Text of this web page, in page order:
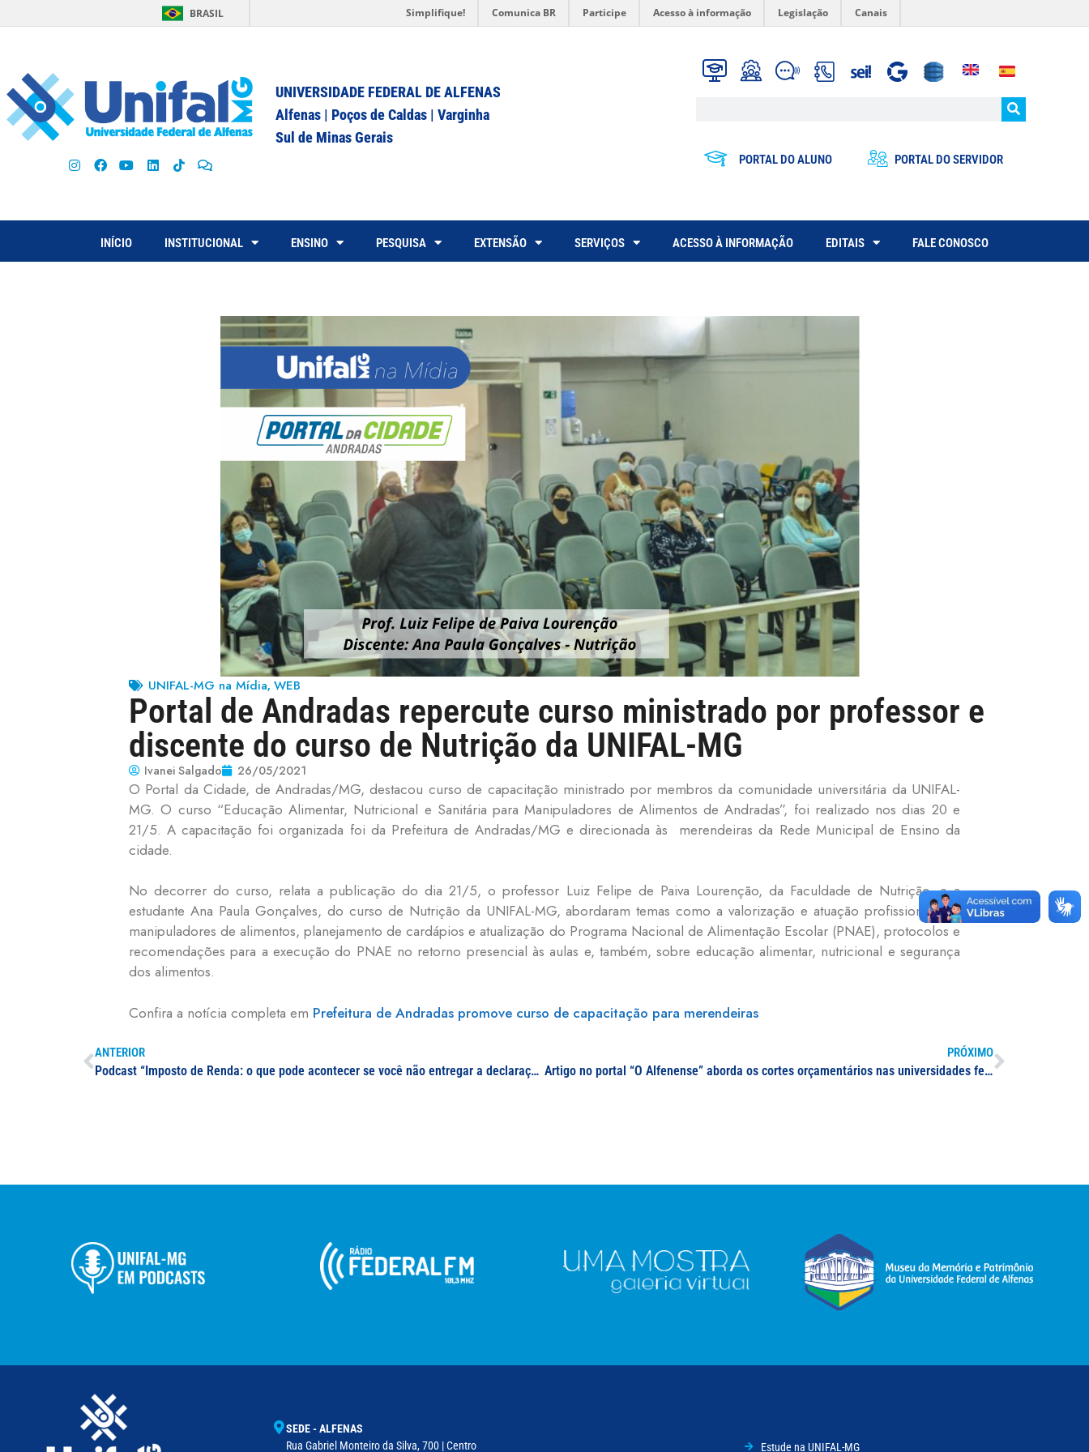
BRASIL Simplifique! Comunica BR Participe Acesso à informação Legislação Canais
UNIVERSIDADE FEDERAL DE ALFENAS
Alfenas | Poços de Caldas | Varginha
Sul de Minas Gerais
PORTAL DO ALUNO PORTAL DO SERVIDOR
INÍCIO INSTITUCIONAL ENSINO PESQUISA EXTENSÃO SERVIÇOS ACESSO À INFORMAÇÃO EDITAIS FALE CONOSCO
UNIFAL-MG na Mídia, WEB
Portal de Andradas repercute curso ministrado por professor e
discente do curso de Nutrição da UNIFAL-MG
Ivanei Salgado 26/05/2021
O Portal da Cidade, de Andradas/MG, destacou curso de capacitação ministrado por membros da comunidade universitária da UNIFAL-
MG. O curso “Educação Alimentar, Nutricional e Sanitária para Manipuladores de Alimentos de Andradas”, foi realizado nos dias 20 e
21/5. A capacitação foi organizada foi da Prefeitura de Andradas/MG e direcionada às merendeiras da Rede Municipal de Ensino da
cidade.
No decorrer do curso, relata a publicação do dia 21/5, o professor Luiz Felipe de Paiva Lourenção, da Faculdade de Nutrição, e a
estudante Ana Paula Gonçalves, do curso de Nutrição da UNIFAL-MG, abordaram temas como a valorização e atuação profissional dos
manipuladores de alimentos, planejamento de cardápios e atualização do Programa Nacional de Alimentação Escolar (PNAE), protocolos e
recomendações para a execução do PNAE no retorno presencial às aulas e, também, sobre educação alimentar, nutricional e segurança
dos alimentos.
Confira a notícia completa em Prefeitura de Andradas promove curso de capacitação para merendeiras
ANTERIOR
Podcast “Imposto de Renda: o que pode acontecer se você não entregar a declaração” – Prof. Hugo Lucindo Ferreira
PRÓXIMO
Artigo no portal “O Alfenense” aborda os cortes orçamentários nas universidades federais e cita a situação da UNIFAL-MG
SEDE - ALFENAS
Rua Gabriel Monteiro da Silva, 700 | Centro
Estude na UNIFAL-MG